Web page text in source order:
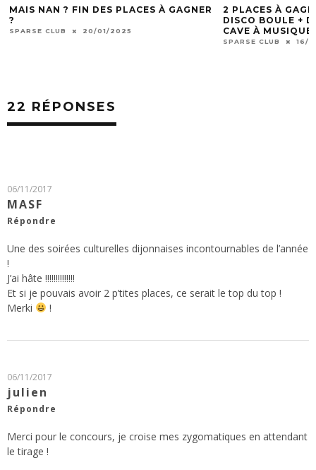
MAIS NAN ? FIN DES PLACES À GAGNER
?
SPARSE CLUB 20/01/2025
2 PLACES À
DISCO BOULE +
CAVE À
SPARSE CLUB 16/
22 RÉPONSES
06/11/2017
MASF
Répondre
Une des soirées culturelles dijonnaises incontournables de l’année
!
J’ai hâte !!!!!!!!!!!!!!
Et si je pouvais avoir 2 p’tites places, ce serait le top du top !
Merki
!
06/11/2017
julien
Répondre
Merci pour le concours, je croise mes zygomatiques en attendant
le tirage !